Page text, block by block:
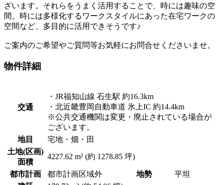
ざいます。それらをうまく活用することで、時には趣味の空
間。時には多様化するワークスタイルにあった在宅ワークの
空間など、多目的に活用できそうです♪
ご案内のご希望やご質問等お気軽にお問合せくださいませ。
物件詳細
交通
・JR福知山線 石生駅 約16.3km
・北近畿豊岡自動車道 氷上IC 約14.4km
※公共交通機関は変更・廃止されている場合が
ございます。
地目
宅地・畑・田
土地(区画)
面積
4227.62 m² (約 1278.85 坪)
都市計画 都市計画区域外 地勢
平坦